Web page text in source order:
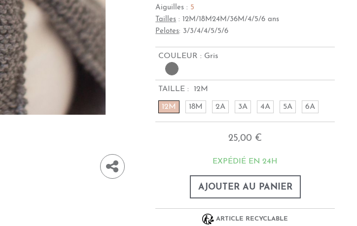
Aiguilles : 5
Tailles : 12M/18M24M/36M/4/5/6 ans
Pelotes: 3/3/4/4/5/5/6
COULEUR : Gris
TAILLE : 12M
12M 18M 2A 3A 4A 5A 6A
25,00 €
EXPÉDIÉ EN 24H
AJOUTER AU PANIER
ARTICLE RECYCLABLE